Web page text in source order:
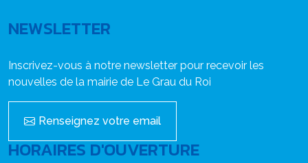
NEWSLETTER
Inscrivez-vous à notre newsletter pour recevoir les
nouvelles de la mairie de Le Grau du Roi
Renseignez votre email
HORAIRES D'OUVERTURE